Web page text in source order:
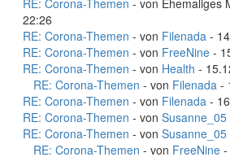
RE: Corona-Themen - von Ehemaliges
22:26
RE: Corona-Themen - von Filenada -
RE: Corona-Themen - von FreeNine -
RE: Corona-Themen - von Health -
RE: Corona-Themen - von Filenada -
RE: Corona-Themen - von Filenada -
RE: Corona-Themen - von Susanne_05
RE: Corona-Themen - von Susanne_05
RE: Corona-Themen - von FreeNine -